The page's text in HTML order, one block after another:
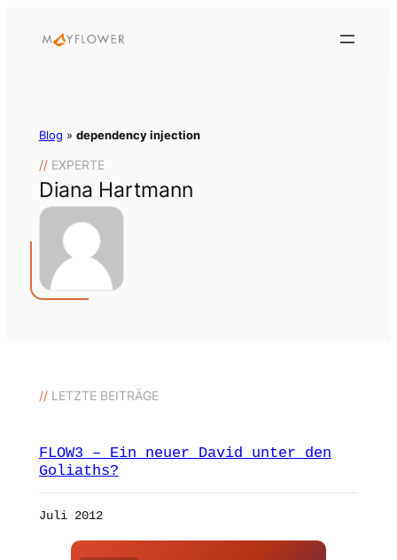
Blog » dependency injection
//EXPERTE
Diana Hartmann
//LETZTE BEITRÄGE
FLOW3 – Ein neuer David unter den
Goliaths?
Juli 2012